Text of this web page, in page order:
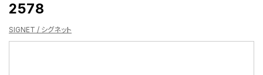
2578
SIGNET / シグネット